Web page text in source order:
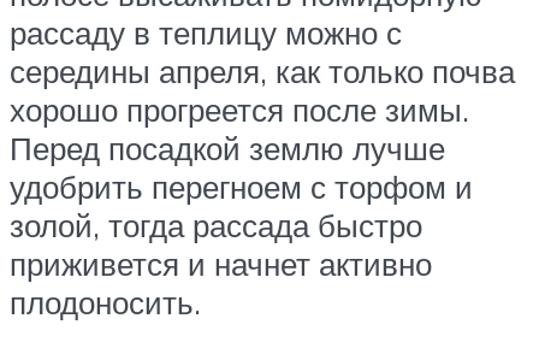
рассаду в теплицу можно с
середины апреля, как только почва
хорошо прогреется после зимы.
Перед посадкой землю лучше
удобрить перегноем с торфом и
золой, тогда рассада быстро
приживется и начнет активно
плодоносить.